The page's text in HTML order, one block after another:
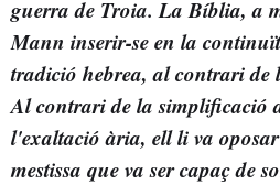
guerra de Troia. La Bíblia, a
Mann inserir-se en la
tradició hebrea, al contrari de
Al contrari de la simplificació
l'exaltació ària, ell li va
mestissa que va ser capaç de